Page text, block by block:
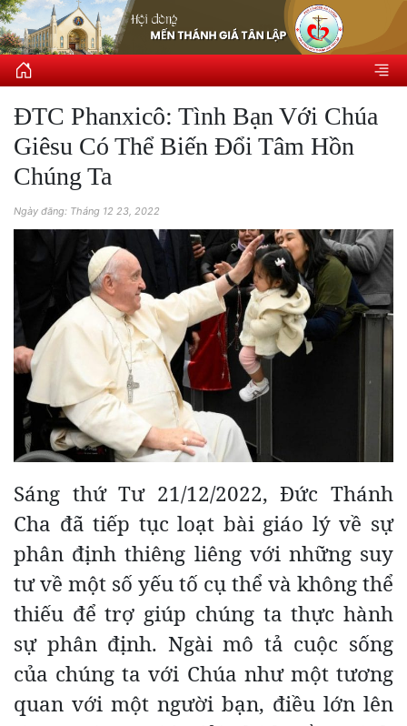
ĐTC Phanxicô: Tình Bạn Với Chúa
Giêsu Có Thể Biến Đổi Tâm Hồn
Chúng Ta
Ngày đăng: Tháng 12 23, 2022
Sáng thứ Tư 21/12/2022, Đức Thánh
Cha đã tiếp tục loạt bài giáo lý về sự
phân định thiêng liêng với những suy
tư về một số yếu tố cụ thể và không thể
thiếu để trợ giúp chúng ta thực hành
sự phân định. Ngài mô tả cuộc sống
của chúng ta với Chúa như một tương
quan với một người bạn, điều lớn lên